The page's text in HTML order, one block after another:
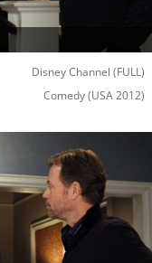
Disney Channel (FULL)
Comedy(USA 2012)